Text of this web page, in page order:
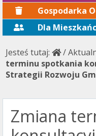
Gospodarka
Dla
Jesteś tutaj: /
terminu spotkania
Strategii Rozwoju
Zmiana